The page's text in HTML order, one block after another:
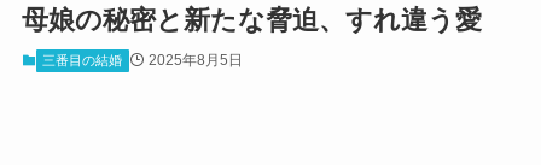
母娘の秘密と新たな脅迫、すれ違う愛
三番目の結婚 2025年8月5日